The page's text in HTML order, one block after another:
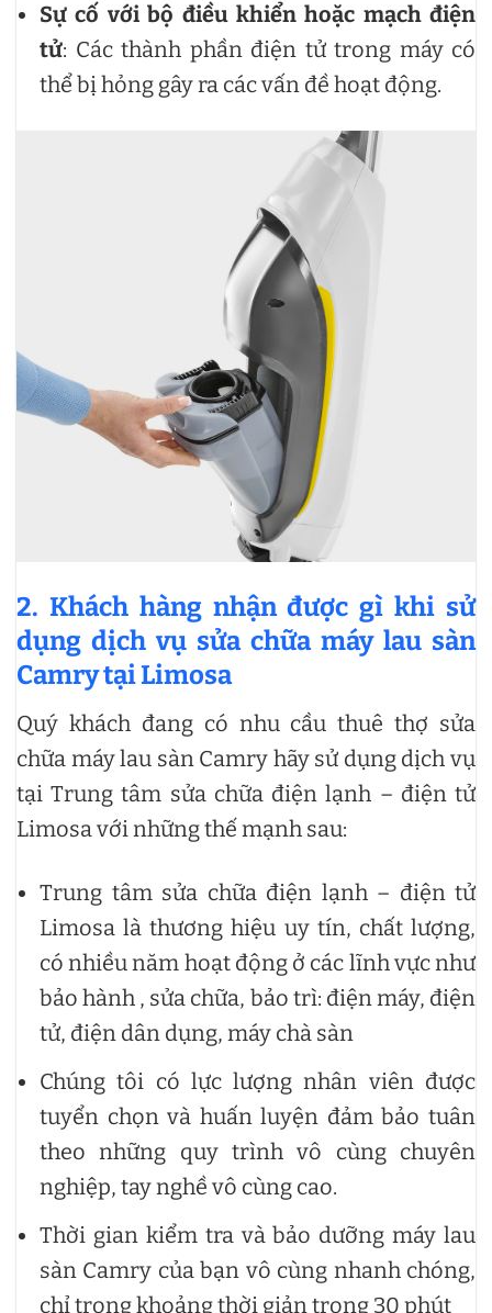
Sự cố với bộ điều khiển hoặc mạch điện
tử: Các thành phần điện tử trong máy có
thể bị hỏng gây ra các vấn đề hoạt động.
2. Khách hàng nhận được gì khi sử
dụng dịch vụ sửa chữa máy lau sàn
Camry tại Limosa
Quý khách đang có nhu cầu thuê thợ sửa
chữa máy lau sàn Camry hãy sử dụng dịch vụ
tại Trung tâm sửa chữa điện lạnh – điện tử
Limosa với những thế mạnh sau:
Trung tâm sửa chữa điện lạnh – điện tử
Limosa là thương hiệu uy tín, chất lượng,
có nhiều năm hoạt động ở các lĩnh vực như
bảo hành , sửa chữa, bảo trì: điện máy, điện
tử, điện dân dụng, máy chà sàn
Chúng tôi có lực lượng nhân viên được
tuyển chọn và huấn luyện đảm bảo tuân
theo những quy trình vô cùng chuyên
nghiệp, tay nghề vô cùng cao.
Thời gian kiểm tra và bảo dưỡng máy lau
sàn Camry của bạn vô cùng nhanh chóng,
chỉ trong khoảng thời giản trong 30 phút